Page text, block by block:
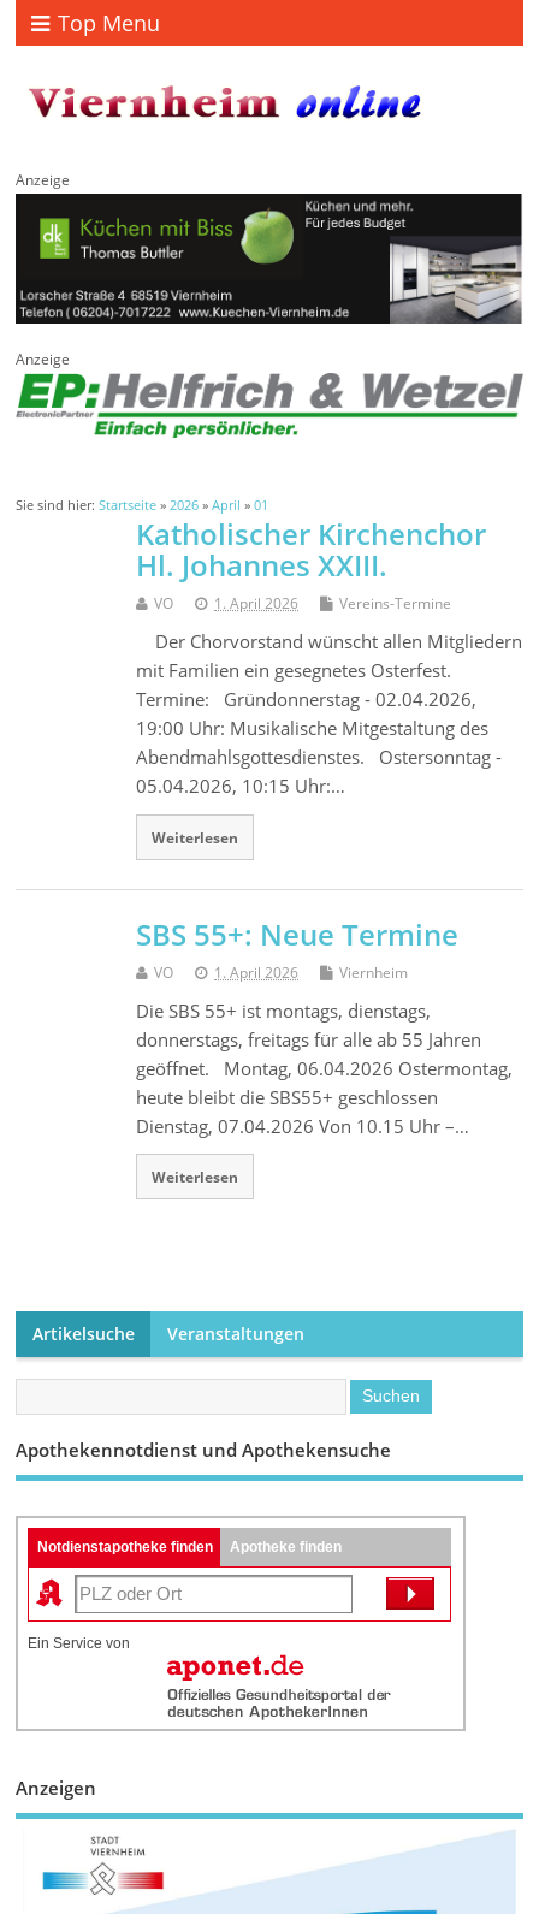
Top Menu
Anzeige
Anzeige
Sie sind hier:Startseite »2026 »April »01
Katholischer Kirchenchor
Hl. Johannes XXIII.
VO 1. April 2026 Vereins-Termine
Der Chorvorstand wünscht allen Mitgliedern
mit Familien ein gesegnetes Osterfest.
Termine: Gründonnerstag - 02.04.2026,
19:00 Uhr: Musikalische Mitgestaltung des
Abendmahlsgottesdienstes. Ostersonntag -
05.04.2026, 10:15 Uhr:…
Weiterlesen
SBS 55+: Neue Termine
VO 1. April 2026 Viernheim
Die SBS 55+ ist montags, dienstags,
donnerstags, freitags für alle ab 55 Jahren
geöffnet. Montag, 06.04.2026 Ostermontag,
heute bleibt die SBS55+ geschlossen
Dienstag, 07.04.2026 Von 10.15 Uhr –…
Weiterlesen
Artikelsuche Veranstaltungen
Apothekennotdienst und Apothekensuche
Notdienstapotheke finden Apotheke finden
Ein Service von
Anzeigen